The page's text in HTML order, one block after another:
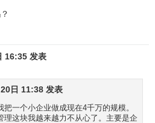
16:35 发表
日 11:38 发表
一个小企业做成现在4千万的规模。
理这块我越来越力不从心了。主要是企